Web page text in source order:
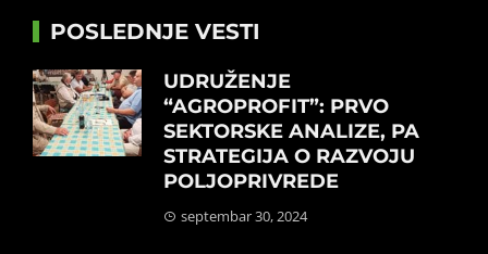
POSLEDNJE VESTI
UDRUŽENJE
“AGROPROFIT”: PRVO
SEKTORSKE ANALIZE, PA
STRATEGIJA O RAZVOJU
POLJOPRIVREDE
septembar 30, 2024